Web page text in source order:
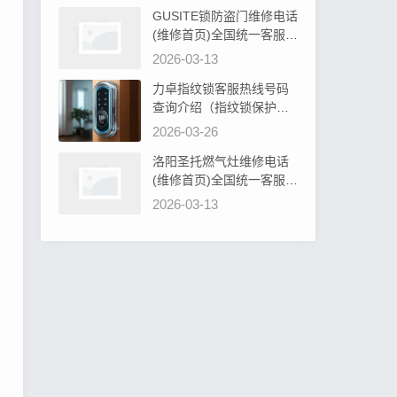
GUSITE锁防盗门维修电话
(维修首页)全国统一客服电
话阐明GUSITE锁防盗门必
2026-03-13
力卓指纹锁客服热线号码
查询介绍（指纹锁保护罩
硅胶：安全防护新选择）
2026-03-26
洛阳圣托燃气灶维修电话
(维修首页)全国统一客服电
话教你圣托燃气灶旋钮无
2026-03-13